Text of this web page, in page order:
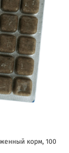
корм, 100